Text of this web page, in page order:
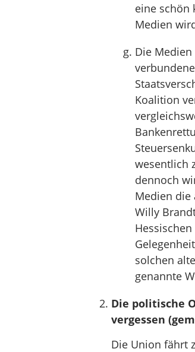
eine schön
Medien
Die
Koalition
wesentlich
dennoch
Medien die
Willy
solchen
genannte
Die politische
vergessen
Die Union fährt